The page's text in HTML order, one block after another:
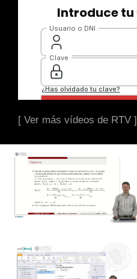
[ Ver más vídeos de RTV ]